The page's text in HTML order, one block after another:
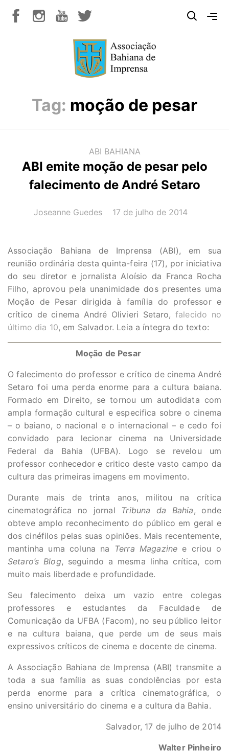
Tag: moção de pesar
ABI BAHIANA
ABI emite moção de pesar pelo
falecimento de André Setaro
AUTOR(A):
Joseanne Guedes DATA:
17 de julho de 2014
Associação Bahiana de Imprensa (ABI), em sua
reunião ordinária desta quinta-feira (17), por iniciativa
do seu diretor e jornalista Aloísio da Franca Rocha
Filho, aprovou pela unanimidade dos presentes uma
Moção de Pesar dirigida à família do professor e
crítico de cinema André Olivieri Setaro,falecido no
último dia 10, em Salvador. Leia a íntegra do texto:
Moção de Pesar
O falecimento do professor e crítico de cinema André
Setaro foi uma perda enorme para a cultura baiana.
Formado em Direito, se tornou um autodidata com
ampla formação cultural e especifica sobre o cinema
– o baiano, o nacional e o internacional – e cedo foi
convidado para lecionar cinema na Universidade
Federal da Bahia (UFBA). Logo se revelou um
professor conhecedor e critico deste vasto campo da
cultura das primeiras imagens em movimento.
Durante mais de trinta anos, militou na crítica
cinematográfica no jornal Tribuna da Bahia, onde
obteve amplo reconhecimento do público em geral e
dos cinéfilos pelas suas opiniões. Mais recentemente,
mantinha uma coluna na
Terra Magazine e criou o
Setaro’s Blog, seguindo a mesma linha crítica, com
muito mais liberdade e profundidade.
Seu falecimento deixa um vazio entre colegas
professores e estudantes da Faculdade de
Comunicação da UFBA (Facom), no seu público leitor
e na cultura baiana, que perde um de seus mais
expressivos críticos de cinema e docente de cinema.
A Associação Bahiana de Imprensa (ABI) transmite a
toda a sua família as suas condolências por esta
perda enorme para a crítica cinematográfica, o
ensino universitário do cinema e a cultura da Bahia.
Salvador, 17 de julho de 2014
Walter Pinheiro